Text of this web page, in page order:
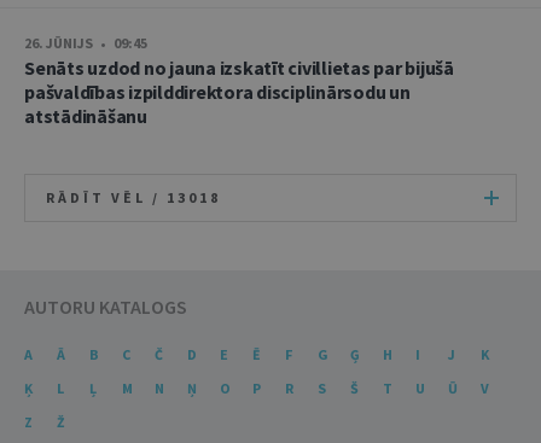
26. JŪNIJS • 09:45
Senāts uzdod no jauna izskatīt civillietas par bijušā
pašvaldības izpilddirektora disciplinārsodu un
atstādināšanu
RĀDĪT VĒL / 13018
AUTORU KATALOGS
A Ā B C Č D E Ē F G Ģ H I J
K
Ķ
L Ļ M N Ņ O P R S Š T U Ū
V
Z
Ž